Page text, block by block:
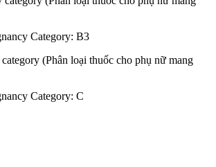
Category: B3
(Phân loại thuốc cho phụ nữ mang
Category: C